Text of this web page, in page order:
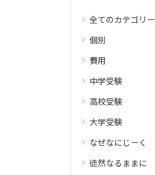
全てのカテゴリー
個別
費用
中学受験
高校受験
大学受験
なぜなにじーく
徒然なるままに